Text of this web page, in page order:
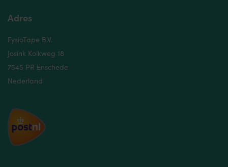
Adres
FysioTape B.V.
Josink Kolkweg 18
7545 PR Enschede
Nederland